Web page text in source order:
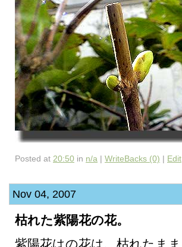
Posted at 20:50 in n/a | WriteBacks (0) | Edit
Nov 04, 2007
枯れた紫陽花の花。
紫陽花はの花は、枯れたまま